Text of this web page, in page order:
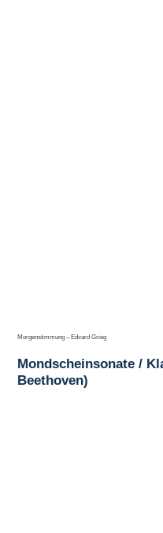
Morgenstimmung – Edvard Grieg
Mondscheinsonate /
Beethoven)